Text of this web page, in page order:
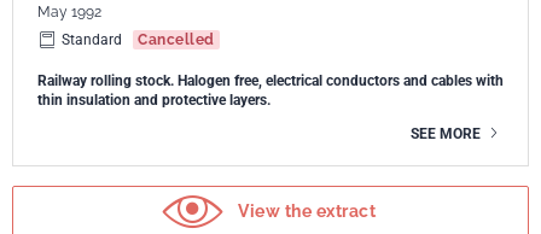
May 1992
Standard
Cancelled
Railway rolling stock. Halogen free, electrical conductors and cables with
thin insulation and protective layers.
SEE MORE
View the extract